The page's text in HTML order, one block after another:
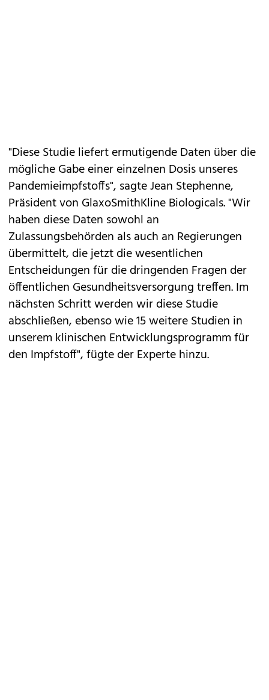
"Diese Studie liefert ermutigende Daten über die
mögliche Gabe einer einzelnen Dosis unseres
Pandemieimpfstoffs", sagte Jean Stephenne,
Präsident von GlaxoSmithKline Biologicals. "Wir
haben diese Daten sowohl an
Zulassungsbehörden als auch an Regierungen
übermittelt, die jetzt die wesentlichen
Entscheidungen für die dringenden Fragen der
öffentlichen Gesundheitsversorgung treffen. Im
nächsten Schritt werden wir diese Studie
abschließen, ebenso wie 15 weitere Studien in
unserem klinischen Entwicklungsprogramm für
den Impfstoff", fügte der Experte hinzu.